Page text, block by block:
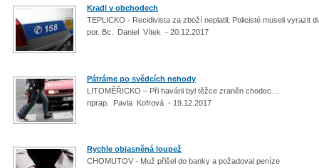
Kradl v obchodech
TEPLICKO - Recidivista za zboží neplatil; Policisté museli vyrazit
por. Bc. Daniel Vítek - 20.12.2017
Pátráme po svědcích nehody
LITOMĚŘICKO – Při havárii byl těžce zraněn chodec…
nprap. Pavla Kofrová - 19.12.2017
Rychle objasněná loupež
CHOMUTOV - Muž přišel do banky a požadoval peníze